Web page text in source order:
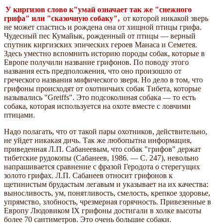
У киргизов слово к"умай означает так же "снежного
грифа" или "сказочную собаку", от которой никакой зверь
не может спастись и рождена она от хищной птицы грифа.
Чудесный пес Кумайык, рожденный от птицы — верный
спутник киргизских эпических героев Манаса и Семетея.
Здесь уместно вспомнить историю породы собак, которые в
Европе получили название грифонов. По поводу этого
названия есть предположения, что оно произошло от
греческого названия мифического зверя. Но дело в том, что
грифоны происходят от охотничьих собак Тибета, которые
назывались "Greiffs". Это подсоколиная собака — то есть
собака, которая используется на охоте вместе с ловчими
птицами.
Надо полагать, что от такой пары охотников, действительно,
не уйдет никакая дичь. Так же любопытна информация,
приведенная Л.П. Сабанеевым, что собак "грифов" держат
тибетские рудокопы (Сабанеев, 1986. — C. 247), невольно
напрашивается сравнение с фразой Геродота о стерегущих
золото грифах. Л.П. Сабанеев относит грифонов к
щетинистым брудастым легавым и указывает на их качества:
выносливость, ум, понятливость, смелость, крепкое здоровье,
упрямство, злобность, чрезмерная горячность. Привезенные в
Европу Людовиком IX грифоны достигали в холке высоты
более 70 сантиметров. Это очень большие собаки.